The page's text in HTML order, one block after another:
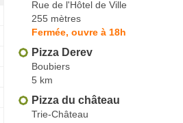
Rue de l'Hôtel de Ville
255 mètres
Fermée, ouvre à 18h
Pizza Derev
Boubiers
5 km
Pizza du château
Trie-Château